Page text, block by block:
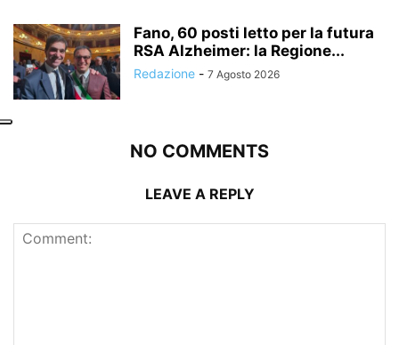
Fano, 60 posti letto per la futura
RSA Alzheimer: la Regione...
Redazione - 7 Agosto 2026
NO COMMENTS
LEAVE A REPLY